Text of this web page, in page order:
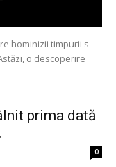
hominizii timpurii s-
o descoperire
prima dată
0